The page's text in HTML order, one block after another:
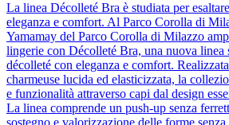
La linea Décolleté Bra è studiata per
eleganza e comfort. Al Parco Corolla di
Yamamay del Parco Corolla di Milazzo
lingerie con Décolleté Bra, una nuova linea
décolleté con eleganza e comfort.
charmeuse lucida ed elasticizzata, la
e funzionalità attraverso capi dal design
La linea comprende un push-up senza